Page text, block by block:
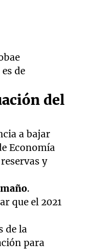
de
del
a bajar
Economía
y
.
que el 2021
de la
para